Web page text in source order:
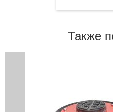
Также